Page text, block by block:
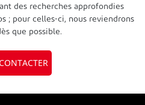
des recherches approfondies
; pour celles-ci, nous reviendrons
que possible.